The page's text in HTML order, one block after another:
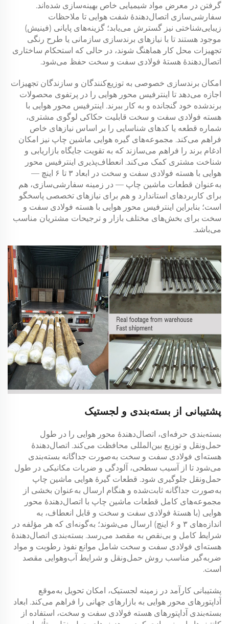
گرفتن در معرض مواد شیمیایی خاص بهینه‌سازی شده‌اند.
سفارشی‌سازی اتصال‌دهندهٔ شفت هوایی تا ملاحظات
زیبایی‌شناختی نیز گسترش می‌یابد؛ گزینه‌های پایانی (فینیش)
موجود هستند تا با نیازهای برندسازی سازمانی یا طرح رنگی
تجهیزات محل کار هماهنگ شوند، در حالی که استحکام ساختاری
اتصال‌دهندهٔ هستهٔ فولادی سفت و سخت حفظ می‌شود.
امکان برندسازی خصوصی به توزیع‌کنندگان و سازندگان تجهیزات
اجازه می‌دهد تا اینترفیس محور هوایی را در پرتفوی محصولات
برندشده خود گنجانده و به کار ببرند. اینترفیس محور هوایی با
هسته فولادی سفت و سخت قابلیت حکاکی لوگوی مشتری،
شماره قطعه یا کدهای شناسایی را بر اساس نیازهای خاص
فراهم می‌کند. مجموعه‌های گیره هوایی ماشین چاپ نیز امکان
ادغام برند را فراهم می‌سازند که به تقویت جایگاه بازاریابی و
شناخت مشتری کمک می‌کند. انعطاف‌پذیری اینترفیس محور
هوایی با هسته فولادی سفت و سخت در ابعاد ۳ تا ۶ اینچ —
به‌عنوان قطعات ماشین چاپ — در زمینه سفارشی‌سازی، هم
برای کاربردهای استاندارد و هم برای نیازهای تخصصی پاسخگو
است؛ بنابراین اینترفیس محور هوایی با هسته فولادی سفت و
سخت برای بخش‌های مختلف بازار و ترجیحات مشتریان مناسب
می‌باشد.
پشتیبانی از بسته‌بندی و لجستیک
بسته‌بندی حرفه‌ای، اتصال‌دهندهٔ محور هوایی را در طول
حمل‌ونقل و توزیع بین‌المللی محافظت می‌کند. اتصال‌دهندهٔ
هسته‌ای فولادی سفت و سخت به‌صورت جداگانه بسته‌بندی
می‌شود تا از آسیب سطحی، آلودگی و ضربات مکانیکی در طول
حمل‌ونقل جلوگیری شود. قطعات گیرهٔ هوایی ماشین چاپ
به‌صورت جداگانه ثابت‌شده و هنگام ارسال به‌عنوان بخشی از
مجموعه‌های کامل قطعات ماشین چاپ با اتصال‌دهندهٔ محور
هوایی (با هستهٔ فولادی سفت و سخت و قابل انعطاف، به
اندازه‌های ۳ و ۶ اینچ) ارسال می‌شوند؛ به‌گونه‌ای که هر مؤلفه در
شرایط کامل و بی‌نقص به مقصد می‌رسد. بسته‌بندی اتصال‌دهندهٔ
هسته‌ای فولادی سفت و سخت شامل موانع نفوذ رطوبت و مواد
ضربه‌گیر مناسب روش حمل‌ونقل و شرایط آب‌وهوایی مقصد
است.
پشتیبانی کارآمد در زمینه لجستیک، امکان تحویل به‌موقع
آداپتورهای محور هوایی به بازارهای جهانی را فراهم می‌کند. ابعاد
بسته‌بندی آداپتورهای هسته فولادی سفت و سخت، استفاده از